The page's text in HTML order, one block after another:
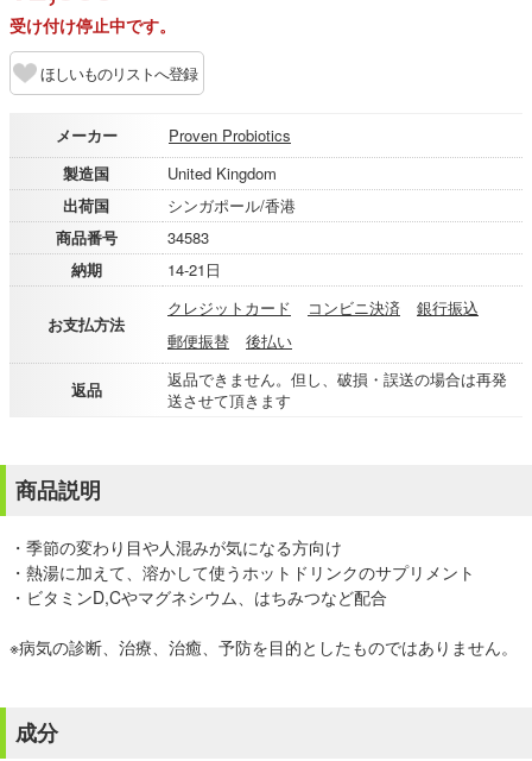
受け付け停止中です。
ほしいものリストへ登録
メーカー
Proven Probiotics
製造国
United Kingdom
出荷国
シンガポール/香港
商品番号
34583
納期
14-21日
お支払方法
クレジットカード コンビニ決済
銀行振込
郵便振替
後払い
返品
返品できません。但し、破損・誤送の場合は再発
送させて頂きます
商品説明
・季節の変わり目や人混みが気になる方向け
・熱湯に加えて、溶かして使うホットドリンクのサプリメント
・ビタミンD,Cやマグネシウム、はちみつなど配合
※病気の診断、治療、治癒、予防を目的としたものではありません。
成分